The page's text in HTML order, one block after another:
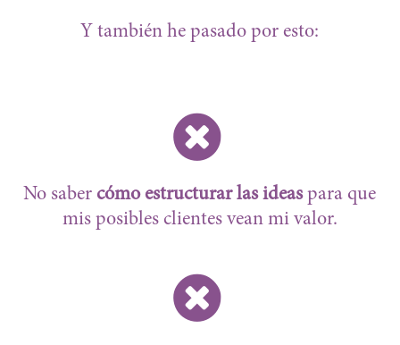
Y también he pasado por esto:
No saber cómo estructurar las ideaspara que
mis posibles clientes vean mi valor.